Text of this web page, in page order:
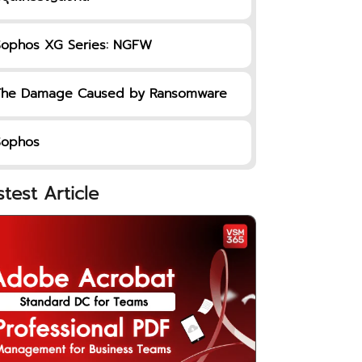
XG Series: NGFW
Damage Caused by Ransomware
Article